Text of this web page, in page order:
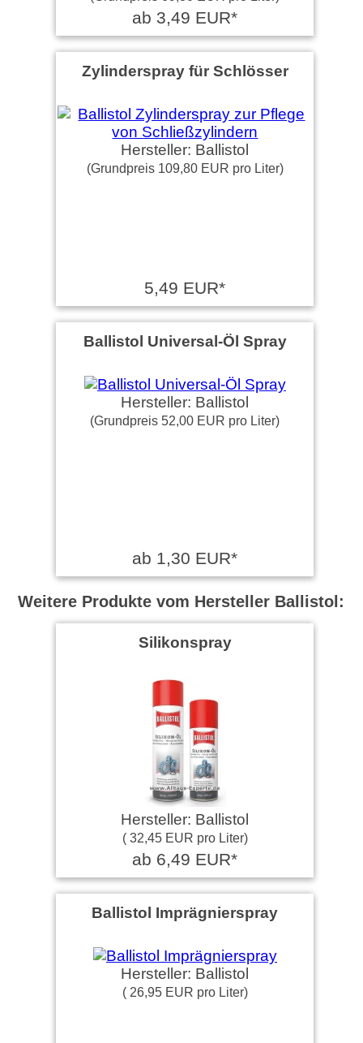
ab 3,49 EUR*
Zylinderspray für Schlösser
Hersteller: Ballistol
(Grundpreis 109,80 EUR pro Liter)
5,49 EUR*
Ballistol Universal-Öl Spray
Hersteller: Ballistol
(Grundpreis 52,00 EUR pro Liter)
ab 1,30 EUR*
Weitere Produkte vom Hersteller Ballistol:
Silikonspray
Hersteller: Ballistol
( 32,45 EUR pro Liter)
ab 6,49 EUR*
Ballistol Imprägnierspray
Hersteller: Ballistol
( 26,95 EUR pro Liter)